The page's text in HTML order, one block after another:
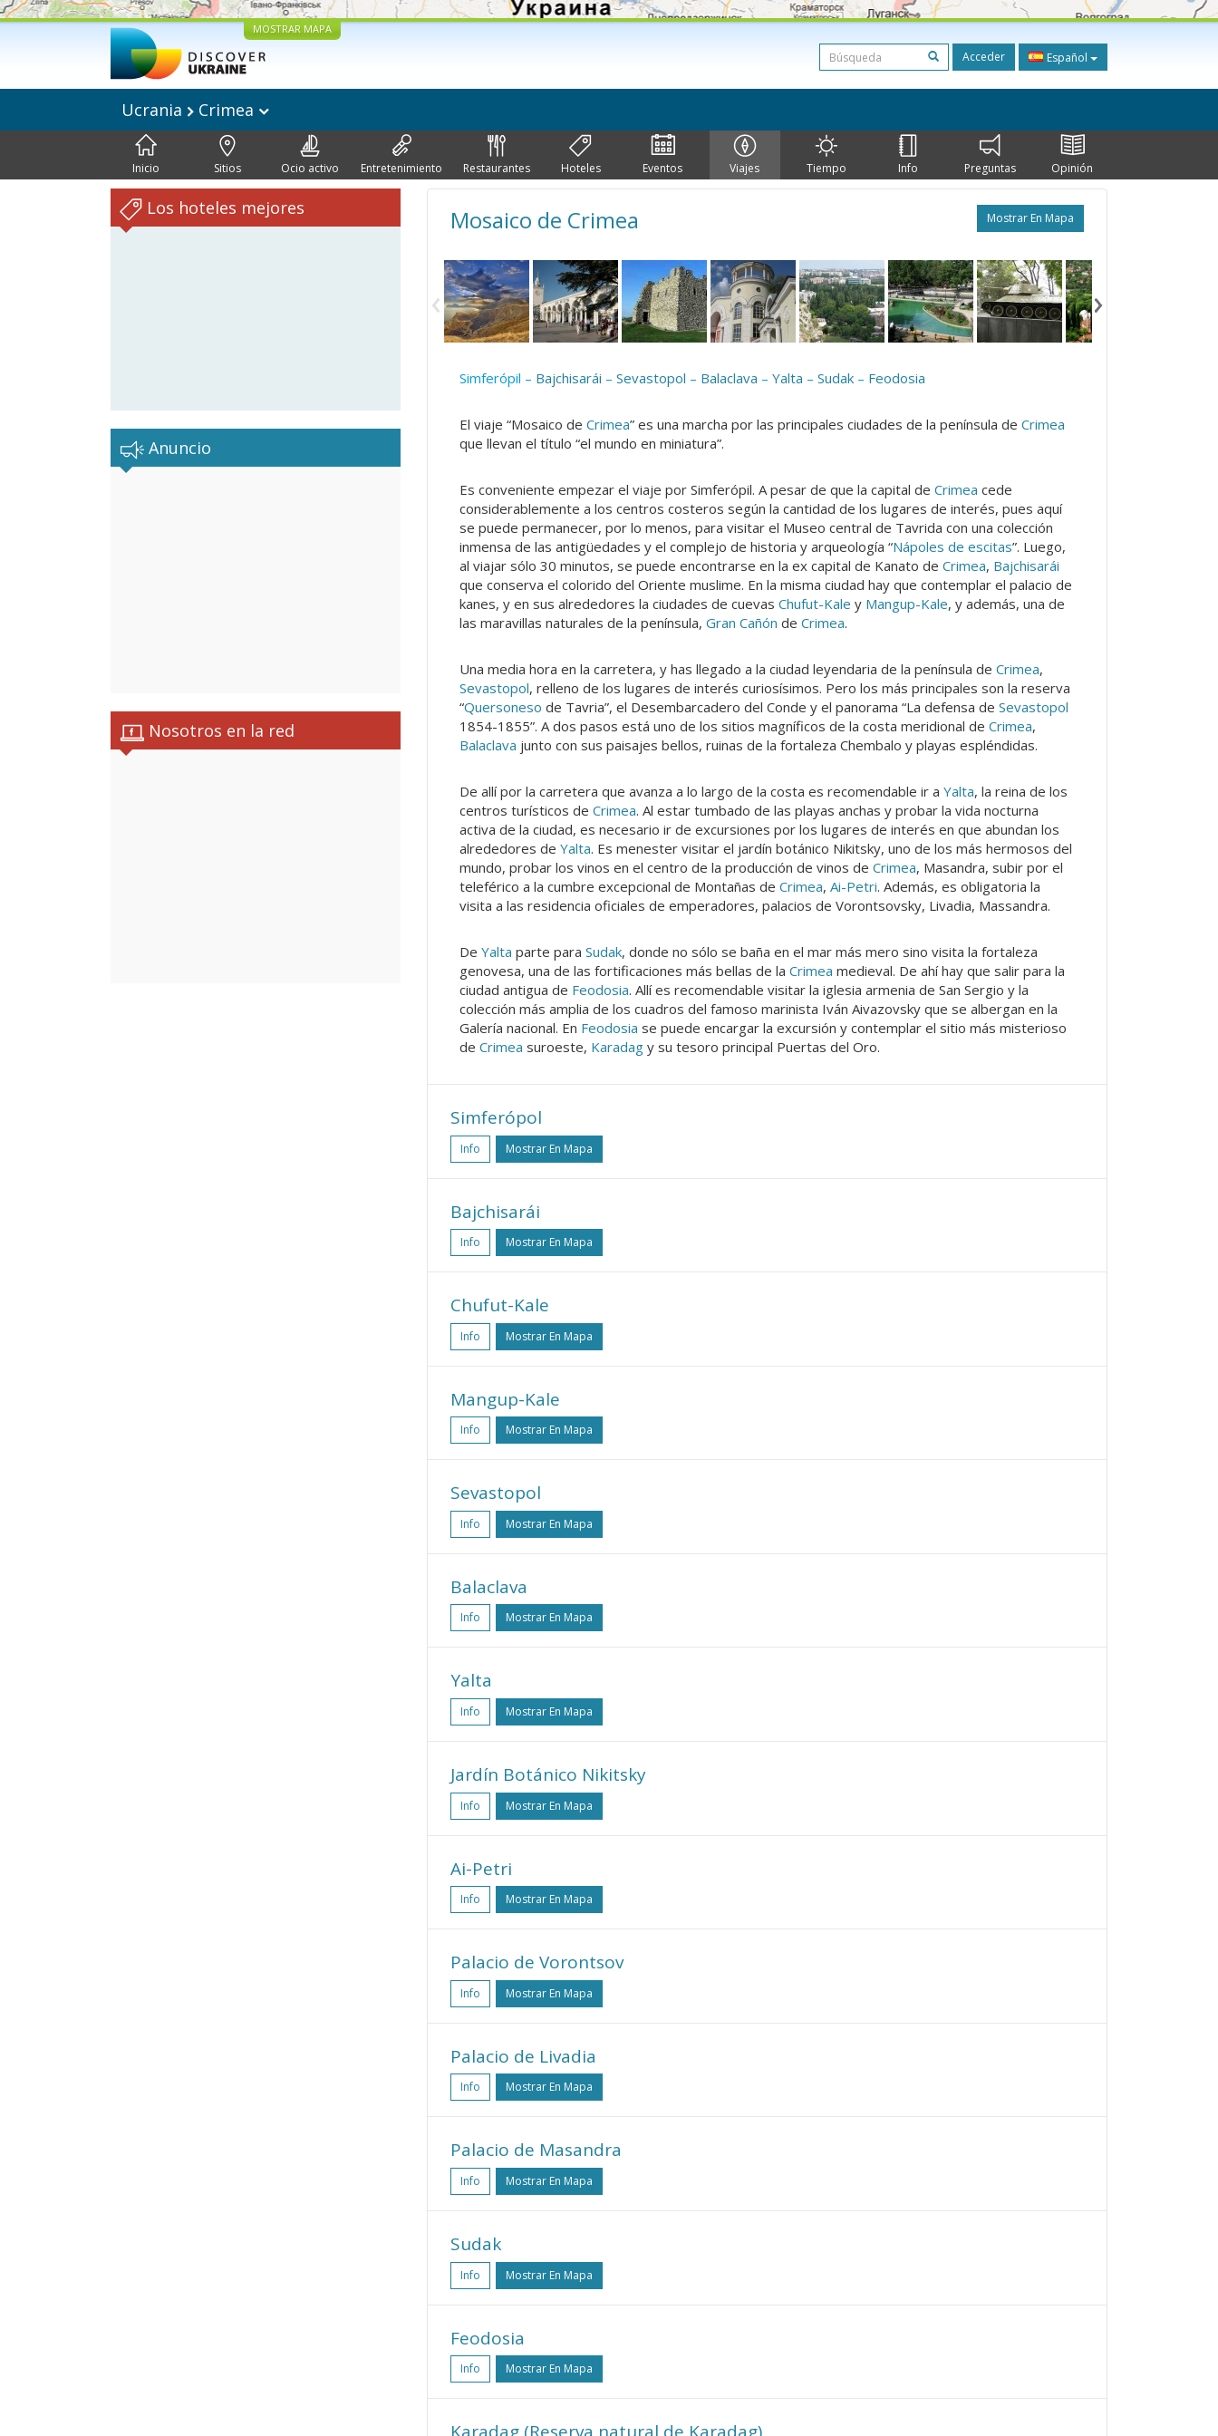
MOSTRAR MAPA
Acceder Español
Ucrania Crimea
Inicio Sitios Ocio activo Entretenimiento Restaurantes Hoteles Eventos Viajes Tiempo Info Preguntas Opinión
Los hoteles mejores
Anuncio
Nosotros en la red
Mosaico de Crimea Mostrar En Mapa
Simferópil – Bajchisarái – Sevastopol – Balaclava – Yalta – Sudak – Feodosia
El viaje “Mosaico de Crimea” es una marcha por las principales ciudades de la península de Crimea
que llevan el título “el mundo en miniatura”.
Es conveniente empezar el viaje por Simferópil. A pesar de que la capital de Crimea cede
considerablemente a los centros costeros según la cantidad de los lugares de interés, pues aquí
se puede permanecer, por lo menos, para visitar el Museo central de Tavrida con una colección
inmensa de las antigüedades y el complejo de historia y arqueología “Nápoles de escitas”. Luego,
al viajar sólo 30 minutos, se puede encontrarse en la ex capital de Kanato de Crimea, Bajchisarái
que conserva el colorido del Oriente muslime. En la misma ciudad hay que contemplar el palacio de
kanes, y en sus alrededores la ciudades de cuevas Chufut-Kale y Mangup-Kale, y además, una de
las maravillas naturales de la península, Gran Cañón de Crimea.
Una media hora en la carretera, y has llegado a la ciudad leyendaria de la península de Crimea,
Sevastopol, relleno de los lugares de interés curiosísimos. Pero los más principales son la reserva
“Quersoneso de Tavria”, el Desembarcadero del Conde y el panorama “La defensa de Sevastopol
1854-1855”. A dos pasos está uno de los sitios magníficos de la costa meridional de Crimea,
Balaclava junto con sus paisajes bellos, ruinas de la fortaleza Chembalo y playas espléndidas.
De allí por la carretera que avanza a lo largo de la costa es recomendable ir a Yalta, la reina de los
centros turísticos de Crimea. Al estar tumbado de las playas anchas y probar la vida nocturna
activa de la ciudad, es necesario ir de excursiones por los lugares de interés en que abundan los
alrededores de Yalta. Es menester visitar el jardín botánico Nikitsky, uno de los más hermosos del
mundo, probar los vinos en el centro de la producción de vinos de Crimea, Masandra, subir por el
teleférico a la cumbre excepcional de Montañas de Crimea, Ai-Petri. Además, es obligatoria la
visita a las residencia oficiales de emperadores, palacios de Vorontsovsky, Livadia, Massandra.
De Yalta parte para Sudak, donde no sólo se baña en el mar más mero sino visita la fortaleza
genovesa, una de las fortificaciones más bellas de la Crimea medieval. De ahí hay que salir para la
ciudad antigua de Feodosia. Allí es recomendable visitar la iglesia armenia de San Sergio y la
colección más amplia de los cuadros del famoso marinista Iván Aivazovsky que se albergan en la
Galería nacional. En Feodosia se puede encargar la excursión y contemplar el sitio más misterioso
de Crimea suroeste, Karadag y su tesoro principal Puertas del Oro.
Simferópol
Info Mostrar En Mapa
Bajchisarái
Info Mostrar En Mapa
Chufut-Kale
Info Mostrar En Mapa
Mangup-Kale
Info Mostrar En Mapa
Sevastopol
Info Mostrar En Mapa
Balaclava
Info Mostrar En Mapa
Yalta
Info Mostrar En Mapa
Jardín Botánico Nikitsky
Info Mostrar En Mapa
Ai-Petri
Info Mostrar En Mapa
Palacio de Vorontsov
Info Mostrar En Mapa
Palacio de Livadia
Info Mostrar En Mapa
Palacio de Masandra
Info Mostrar En Mapa
Sudak
Info Mostrar En Mapa
Feodosia
Info Mostrar En Mapa